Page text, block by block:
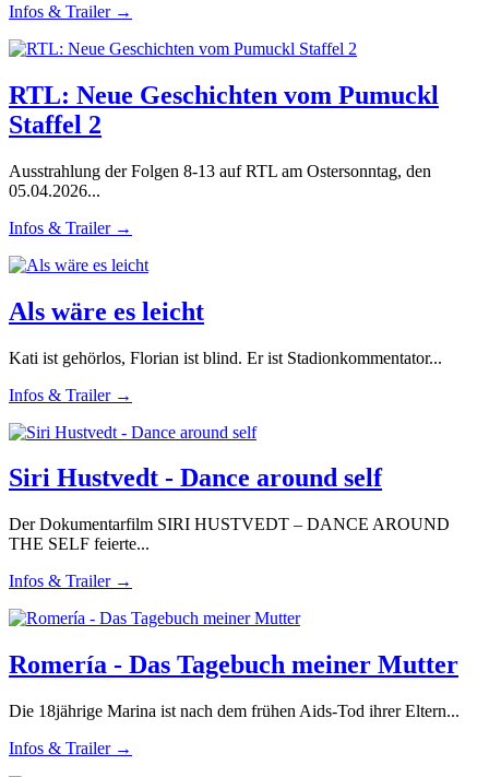
Infos & Trailer →
RTL: Neue Geschichten vom Pumuckl
Staffel 2
Ausstrahlung der Folgen 8-13 auf RTL am Ostersonntag, den
05.04.2026...
Infos & Trailer →
Als wäre es leicht
Kati ist gehörlos, Florian ist blind. Er ist Stadionkommentator...
Infos & Trailer →
Siri Hustvedt - Dance around self
Der Dokumentarfilm SIRI HUSTVEDT – DANCE AROUND
THE SELF feierte...
Infos & Trailer →
Romería - Das Tagebuch meiner Mutter
Die 18jährige Marina ist nach dem frühen Aids-Tod ihrer Eltern...
Infos & Trailer →